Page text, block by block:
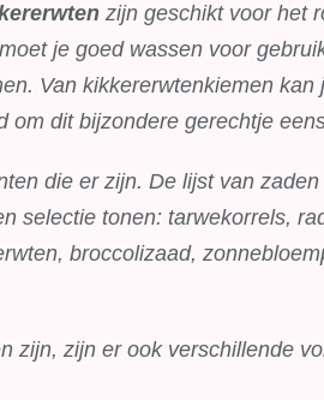
zijn geschikt voor het
je goed wassen voor
Van kikkererwtenkiemen kan
dit bijzondere gerechtje
die er zijn. De lijst van
selectie tonen: tarwekorrels,
broccolizaad,
zijn, zijn er ook verschillende